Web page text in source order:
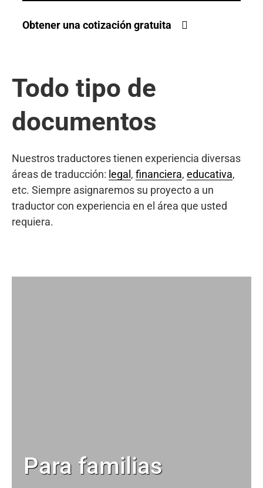
Obtener una cotización gratuita
Todo tipo de
documentos
Nuestros traductores tienen experiencia diversas
áreas de traducción: legal , financiera, educativa,
etc. Siempre asignaremos su proyecto a un
traductor con experiencia en el área que usted
requiera.
Para familias